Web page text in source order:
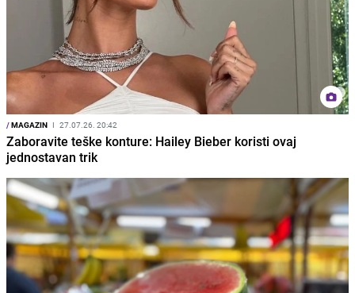
/MAGAZIN I 27.07.26. 20:42
Zaboravite teške konture: Hailey Bieber koristi ovaj
jednostavan trik